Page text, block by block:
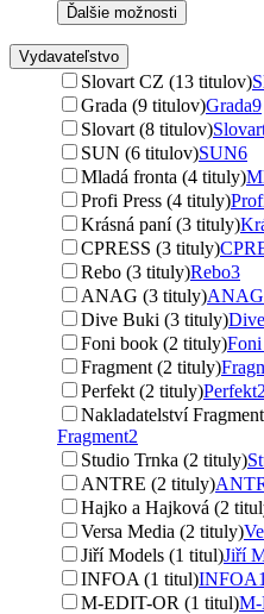
Ďalšie možnosti
Vydavateľstvo
Slovart CZ (13 titulov)
Grada (9 titulov)Grada9
Slovart (8 titulov)
SUN (6 titulov)SUN6
Mladá fronta (4 tituly)
Profi Press (4 tituly)
Krásná paní (3 tituly)
CPRESS (3 tituly)
Rebo (3 tituly)Rebo3
ANAG (3 tituly)ANAG
Dive Buki (3 tituly)
Foni book (2 tituly)
Fragment (2 tituly)
Perfekt (2 tituly)Perfekt2
Nakladatelství
Fragment2
Studio Trnka (2 tituly)
ANTRE (2 tituly)
Hajko a Hajková (2
Versa Media (2 tituly)
Jiří Models (1 titul)Jiří
INFOA (1 titul)INFOA1
M-EDIT-OR (1 titul)M-